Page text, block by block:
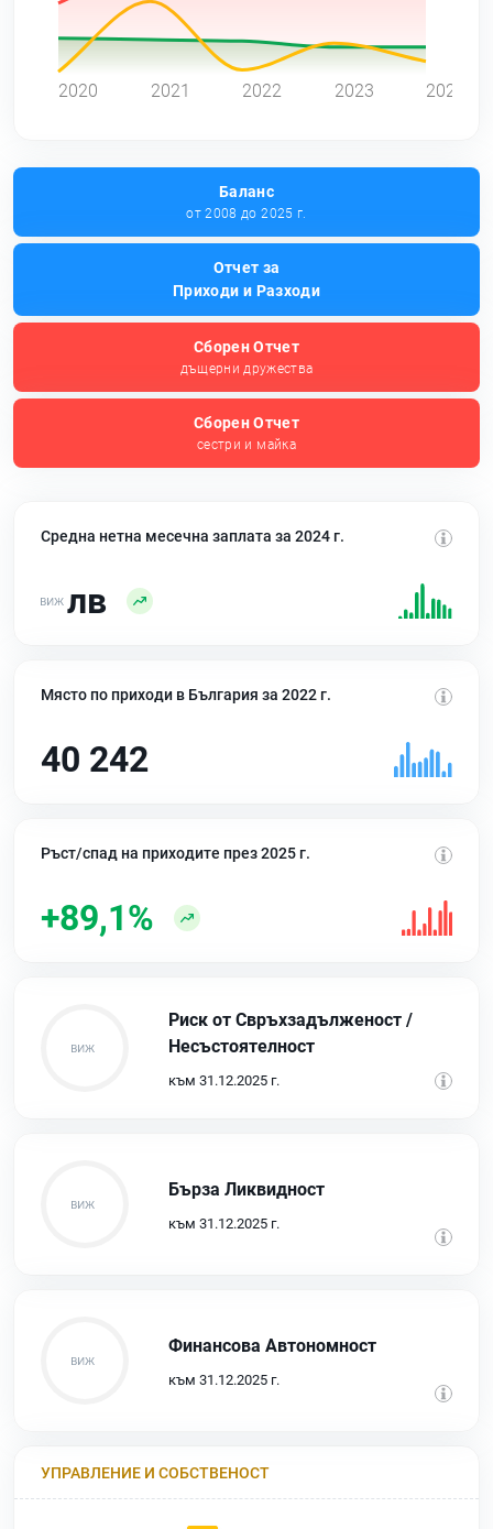
2020 2021 2022 2023 2024
Баланс
от 2008 до 2025 г.
Отчет за
Приходи и Разходи
Сборен Отчет
дъщерни дружества
Сборен Отчет
сестри и майка
Средна нетна месечна заплата за 2024 г.
лв
Място по приходи в България за 2022 г.
40 242
Ръст/спад на приходите през 2025 г.
+89,1%
Риск от Свръхзадълженост /
Несъстоятелност
към 31.12.2025 г.
Бърза Ликвидност
към 31.12.2025 г.
Финансова Автономност
към 31.12.2025 г.
УПРАВЛЕНИЕ И СОБСТВЕНОСТ